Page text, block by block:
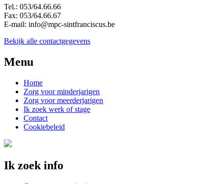
Tel.: 053/64.66.66
Fax: 053/64.66.67
E-mail: info@mpc-sintfranciscus.be
Bekijk alle contactgegevens
Menu
Home
Zorg voor minderjarigen
Zorg voor meerderjarigen
Ik zoek werk of stage
Contact
Cookiebeleid
Ik zoek info